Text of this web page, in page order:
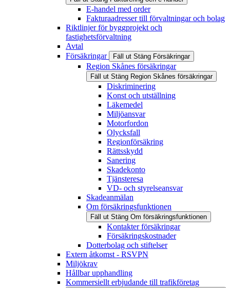
E-handel med order
Fakturaadresser till förvaltningar och bolag
Riktlinjer för byggprojekt och
fastighetsförvaltning
Avtal
Försäkringar
Fäll ut Stäng Försäkringar
Region Skånes försäkringar
Fäll ut Stäng Region Skånes försäkringar
Diskriminering
Konst och utställning
Läkemedel
Miljöansvar
Motorfordon
Olycksfall
Regionförsäkring
Rättsskydd
Sanering
Skadekonto
Tjänsteresa
VD- och styrelseansvar
Skadeanmälan
Om försäkringsfunktionen
Fäll ut Stäng Om försäkringsfunktionen
Kontakter försäkringar
Försäkringskostnader
Dotterbolag och stiftelser
Extern åtkomst - RSVPN
Miljökrav
Hållbar upphandling
Kommersiellt erbjudande till trafikföretag